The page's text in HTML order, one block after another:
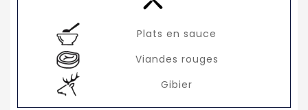
Plats en sauce
Viandes rouges
Gibier